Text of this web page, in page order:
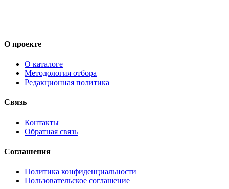
О проекте
О каталоге
Методология отбора
Редакционная политика
Связь
Контакты
Обратная связь
Соглашения
Политика конфиденциальности
Пользовательское соглашение